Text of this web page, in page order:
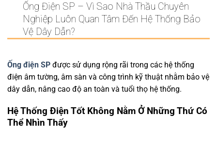
Ống Điện SP – Vì Sao Nhà Thầu Chuyên
Nghiệp Luôn Quan Tâm Đến Hệ Thống Bảo
Vệ Dây Dẫn?
Ống điện SP được sử dụng rộng rãi trong các hệ thống
điện âm tường, âm sàn và công trình kỹ thuật nhằm bảo vệ
dây dẫn, nâng cao độ an toàn và tuổi thọ hệ thống.
Hệ Thống Điện Tốt Không Nằm Ở Những Thứ Có
Thể Nhìn Thấy